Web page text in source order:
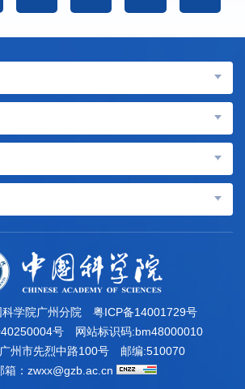
学院广州分院
粤ICP备14001729号
号
网站标识码:bm48000010
市先烈中路100号
邮编:510070
： zwxx@gzb.ac.cn